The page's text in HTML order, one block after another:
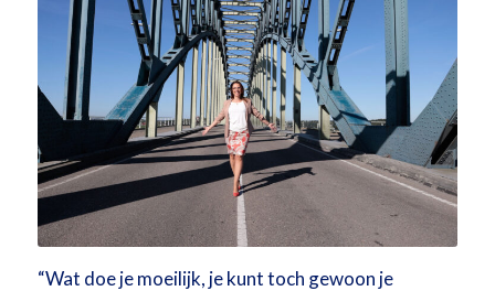
“Wat doe je moeilijk, je kunt toch gewoon je